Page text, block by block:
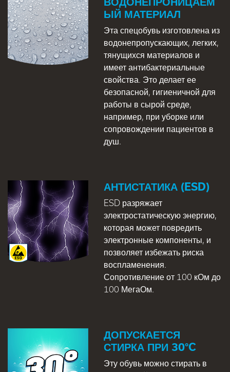
ЫЙ МАТЕРИАЛ
Эта спецобувь изготовлена из
водонепропускающих, легких,
тянущихся материалов и
имеет антибактериальные
свойства. Это делает ее
безопасной, гигиеничной для
работы в сырой среде,
например, при уборке или
сопровождении пациентов в
душ.
АНТИСТАТИКА (ESD)
ESD разряжает
электростатическую энергию,
которая может повредить
электронные компоненты, и
позволяет избежать риска
воспламенения.
Сопротивление от 100 кОм до
100 МегаОм.
ДОПУСКАЕТСЯ
СТИРКА ПРИ 30°C
Эту обувь можно стирать в